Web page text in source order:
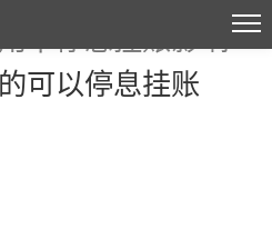
卡停息挂账影响
可以停息挂账